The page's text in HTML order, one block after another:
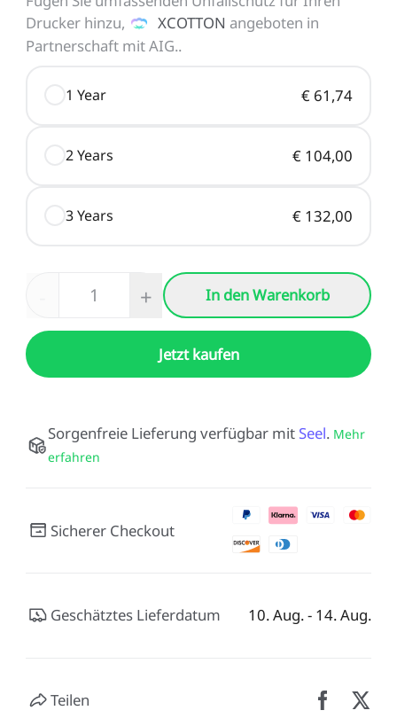
Drucker hinzu,
XCOTTON angeboten in
Partnerschaft mit AIG..
1 Year € 61,74
2 Years € 104,00
3 Years € 132,00
+ In den Warenkorb
Jetzt kaufen
Sorgenfreie Lieferung verfügbar mit Seel. Mehr
erfahren
Sicherer Checkout
Geschätztes Lieferdatum 10. Aug. - 14. Aug.
Teilen